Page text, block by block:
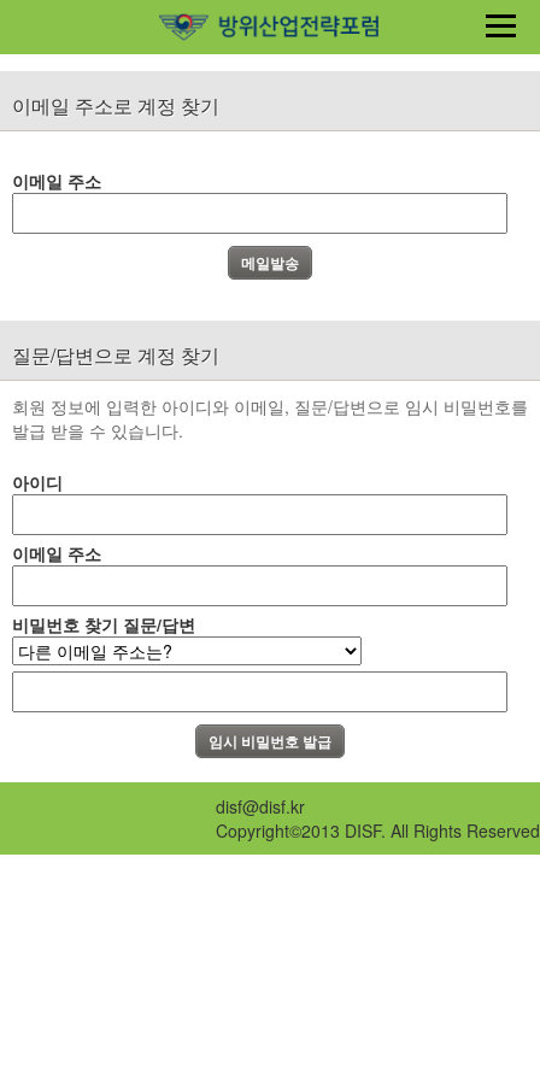
이메일 주소로 계정 찾기
이메일 주소
질문/답변으로 계정 찾기
회원 정보에 입력한 아이디와 이메일, 질문/답변으로 임시 비밀번호를
발급 받을 수 있습니다.
아이디
이메일 주소
비밀번호 찾기 질문/답변
disf@disf.kr
Copyright©2013 DISF. All Rights Reserved